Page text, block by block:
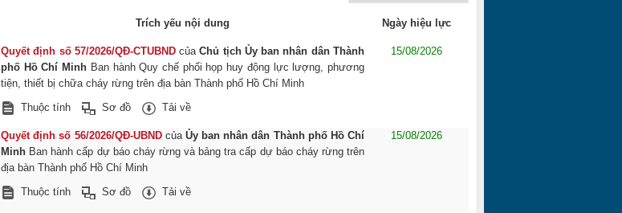
Trích yếu nội dung Ngày hiệu lực
Quyết định số 57/2026/QĐ-CTUBNDcủaChủ tịch Ủy ban nhân dân Thành
phố Hồ Chí Minh Ban hành Quy chế phối họp huy động lực lượng, phương
tiện, thiết bị chữa cháy rừng trên địa bàn Thành phố Hồ Chí Minh
Thuộc tính
Sơ đồ Tải về
15/08/2026
Quyết định số 56/2026/QĐ-UBNDcủa Ủy ban nhân dân Thành phố Hồ Chí
Minh Ban hành cấp dự báo cháy rừng và bảng tra cấp dự báo cháy rừng trên
địa bàn Thành phố Hồ Chí Minh
Thuộc tính
Sơ đồ Tải về
15/08/2026